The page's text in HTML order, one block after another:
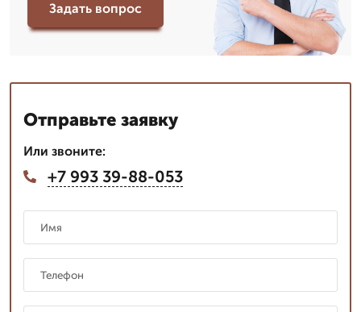
Задать вопрос
Отправьте заявку
Или звоните:
+7 993 39-88-053